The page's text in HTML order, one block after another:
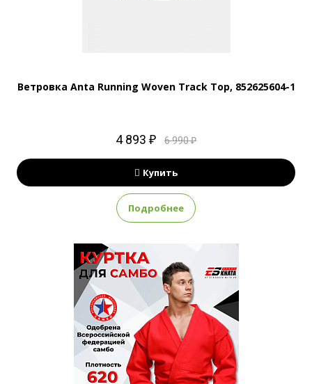
Ветровка Anta Running Woven Track Top, 852625604-1
4 893 ₽ 6 990 ₽
Купить
Подробнее